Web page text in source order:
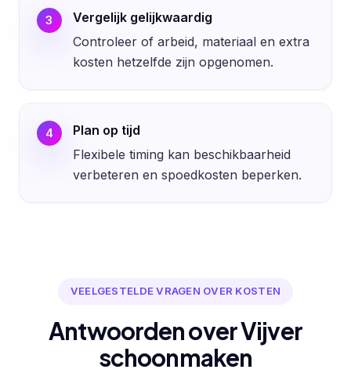
3
Vergelijk gelijkwaardig
Controleer of arbeid, materiaal en extra
kosten hetzelfde zijn opgenomen.
4
Plan op tijd
Flexibele timing kan beschikbaarheid
verbeteren en spoedkosten beperken.
VEELGESTELDE VRAGEN OVER KOSTEN
Antwoorden over Vijver
schoonmaken